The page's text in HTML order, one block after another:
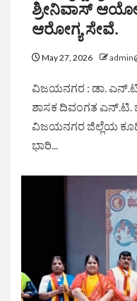
ಶ್ರೀನಿವಾಸ್
ಆರೋಗ್ಯ ಸೇವೆ.
May 27, 2026
ವಿಜಯನಗರ : ಡಾ.
ಶಾಸಕ ದಿವಂಗತ ಎನ್.ಟಿ.
ವಿಜಯನಗರ ಜಿಲ್ಲೆಯ
ಭಾರಿ...